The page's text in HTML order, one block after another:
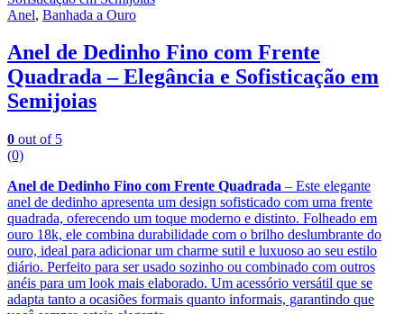
Anel, Banhada a Ouro
Anel de Dedinho Fino com Frente
Quadrada – Elegância e Sofisticação em
Semijoias
0 out of 5
(0)
Anel de Dedinho Fino com Frente Quadrada – Este elegante
anel de dedinho apresenta um design sofisticado com uma frente
quadrada, oferecendo um toque moderno e distinto. Folheado em
ouro 18k, ele combina durabilidade com o brilho deslumbrante do
ouro, ideal para adicionar um charme sutil e luxuoso ao seu estilo
diário. Perfeito para ser usado sozinho ou combinado com outros
anéis para um look mais elaborado. Um acessório versátil que se
adapta tanto a ocasiões formais quanto informais, garantindo que